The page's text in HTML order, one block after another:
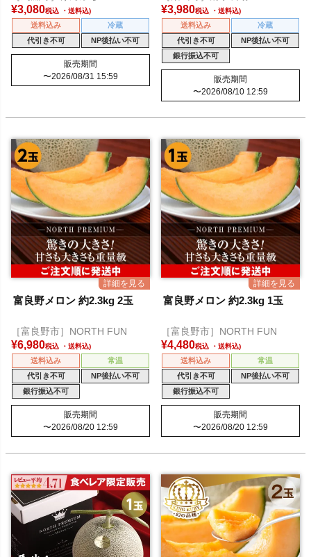
ェ
¥3,080税込
送料込み
冷蔵
代引き不可
NP後払い不可
販売期間
〜2026/08/31 15:59
¥3,980税込
送料込み
冷蔵
代引き不可
NP後払い不可
銀行振込不可
販売期間
〜2026/08/10 12:59
富良野メロン 約2.3kg 2玉
［富良野市］NORTH FUN
¥6,980税込
送料込み
常温
代引き不可
NP後払い不可
銀行振込不可
販売期間
〜2026/08/20 12:59
富良野メロン 約2.3kg 1玉
［富良野市］NORTH FUN
¥4,480税込
送料込み
常温
代引き不可
NP後払い不可
銀行振込不可
販売期間
〜2026/08/20 12:59